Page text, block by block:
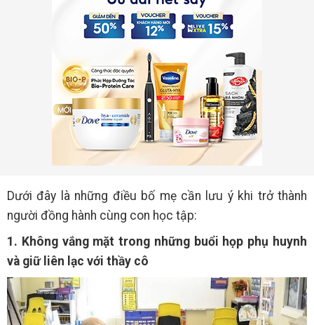
Dưới đây là những điều bố mẹ cần lưu ý khi trở thành
người đồng hành cùng con học tập:
1. Không vắng mặt trong những buổi họp phụ huynh
và giữ liên lạc với thầy cô